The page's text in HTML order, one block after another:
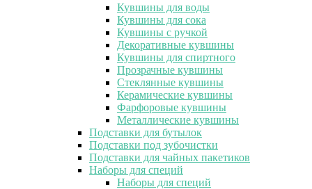
Кувшины для воды
Кувшины для сока
Кувшины с ручкой
Декоративные кувшины
Кувшины для спиртного
Прозрачные кувшины
Стеклянные кувшины
Керамические кувшины
Фарфоровые кувшины
Металлические кувшины
Подставки для бутылок
Подставки под зубочистки
Подставки для чайных пакетиков
Наборы для специй
Наборы для специй